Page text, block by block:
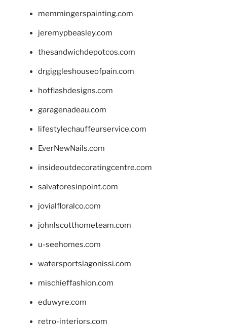
memmingerspainting.com
jeremypbeasley.com
thesandwichdepotcos.com
drgiggleshouseofpain.com
hotflashdesigns.com
garagenadeau.com
lifestylechauffeurservice.com
EverNewNails.com
insideoutdecoratingcentre.com
salvatoresinpoint.com
jovialfloralco.com
johnlscotthometeam.com
u-seehomes.com
watersportslagonissi.com
mischieffashion.com
eduwyre.com
retro-interiors.com